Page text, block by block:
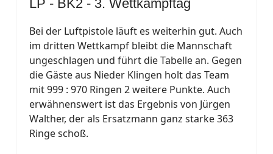
LP - BK2 - 3. Wettkampftag
Bei der Luftpistole läuft es weiterhin gut. Auch
im dritten Wettkampf bleibt die Mannschaft
ungeschlagen und führt die Tabelle an. Gegen
die Gäste aus Nieder Klingen holt das Team
mit 999 : 970 Ringen 2 weitere Punkte. Auch
erwähnenswert ist das Ergebnis von Jürgen
Walther, der als Ersatzmann ganz starke 363
Ringe schoß.